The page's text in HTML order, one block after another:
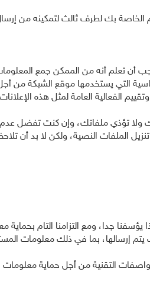
الخاصة بك لطرف ثالث لتمكينه من
أن تعلم أنه من الممكن جمع
التي يستخدمها موقع الشبكة من
الفعالية العامة لمثل هذه
تؤذي ملفاتك، وإن كنت تفضل عدم
النصية، ولكن لا بد أن
يؤسفنا جدا، ومع التزامنا التام
يتم إرسالها، بما في ذلك معلومات
التقنية من أجل حماية